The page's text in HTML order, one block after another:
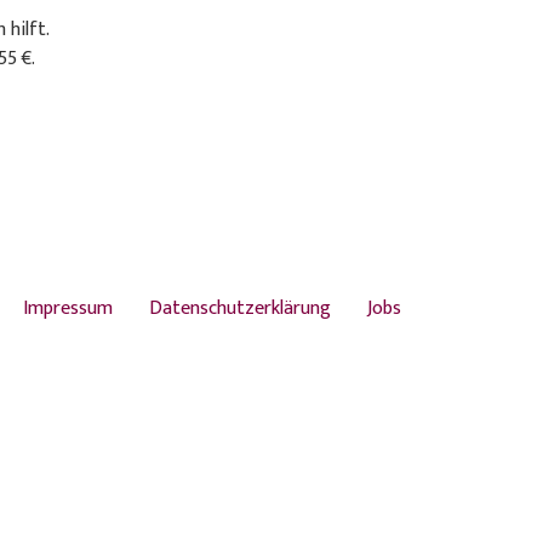
hilft.
€.
Impressum Datenschutzerklärung Jobs